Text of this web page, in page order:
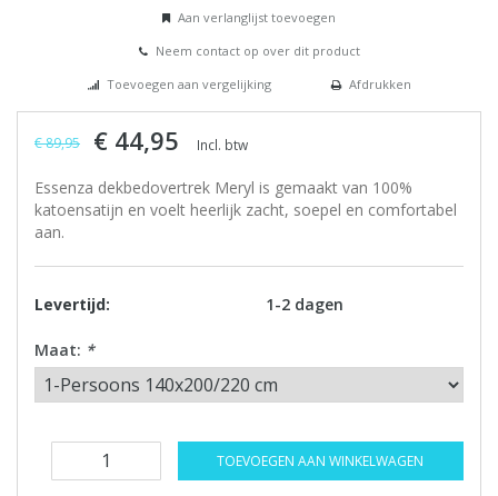
Aan verlanglijst toevoegen
Neem contact op over dit product
Toevoegen aan vergelijking
Afdrukken
€ 89,95 € 44,95 Incl. btw
Essenza dekbedovertrek Meryl is gemaakt van 100%
katoensatijn en voelt heerlijk zacht, soepel en comfortabel
aan.
Levertijd: 1-2 dagen
Maat: *
TOEVOEGEN AAN WINKELWAGEN